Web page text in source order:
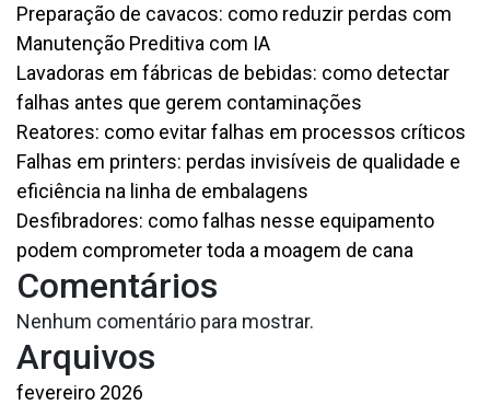
Preparação de cavacos: como reduzir perdas com
Manutenção Preditiva com IA
Lavadoras em fábricas de bebidas: como detectar
falhas antes que gerem contaminações
Reatores: como evitar falhas em processos críticos
Falhas em printers: perdas invisíveis de qualidade e
eficiência na linha de embalagens
Desfibradores: como falhas nesse equipamento
podem comprometer toda a moagem de cana
Comentários
Nenhum comentário para mostrar.
Arquivos
fevereiro 2026